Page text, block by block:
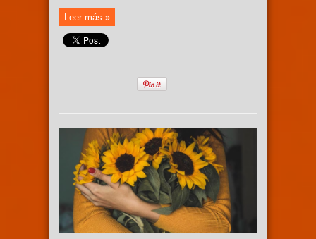
Leer más »